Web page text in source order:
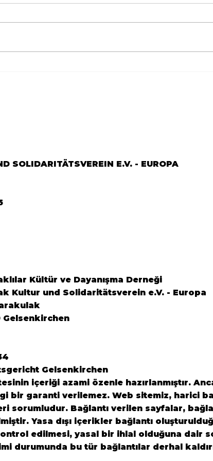
SOLIDARITÄTSVEREIN E.V. - EUROPA
Kültür ve Dayanışma Derneği
Kultur und Solidaritätsverein e.V. - Europa
Gelsenkirchen
içeriği azami özenle hazırlanmıştır.
bir garanti verilemez. Web sitemiz, harici
sorumludur. Bağlantı verilen sayfalar,
Yasa dışı içerikler bağlantı
edilmesi, yasal bir ihlal olduğuna dair
durumunda bu tür bağlantılar derhal